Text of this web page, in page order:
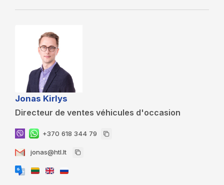
Jonas Kirlys
Directeur de ventes véhicules d'occasion
+370 618 344 79
jonas@htl.lt